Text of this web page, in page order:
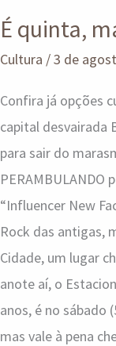
É quinta,
Cultura /3 de
Confira já opções
capital desvairada
para sair do
“Influencer New
Rock das antigas,
Cidade, um lugar
anote aí, o
anos, é no sábado
mas vale à pena
mas
já
programar
o
finde